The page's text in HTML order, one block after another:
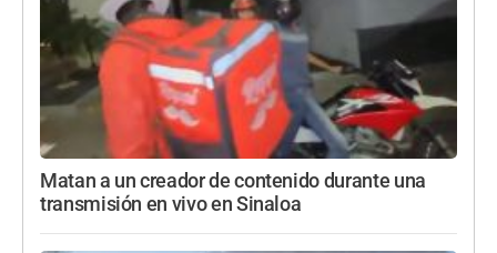
Matan a un creador de contenido durante una
transmisión en vivo en Sinaloa